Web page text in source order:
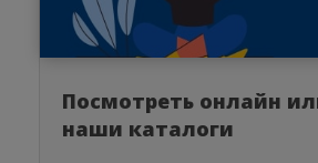
Посмотреть онлайн
наши каталоги